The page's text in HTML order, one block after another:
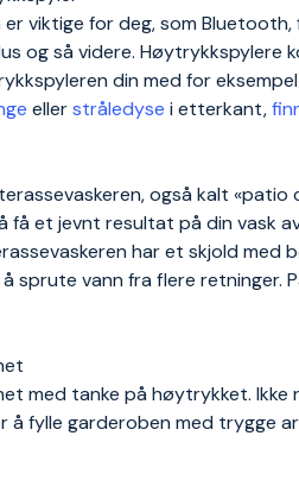
viktige for deg, som
og så videre. Høytrykkspylere
din med for
ellerstråledyse i etterkant,
også kalt «patio
et jevnt resultat på din vask
har et skjold
sprute vann fra flere retninger.
med tanke på høytrykket.
å fylle garderoben med trygge